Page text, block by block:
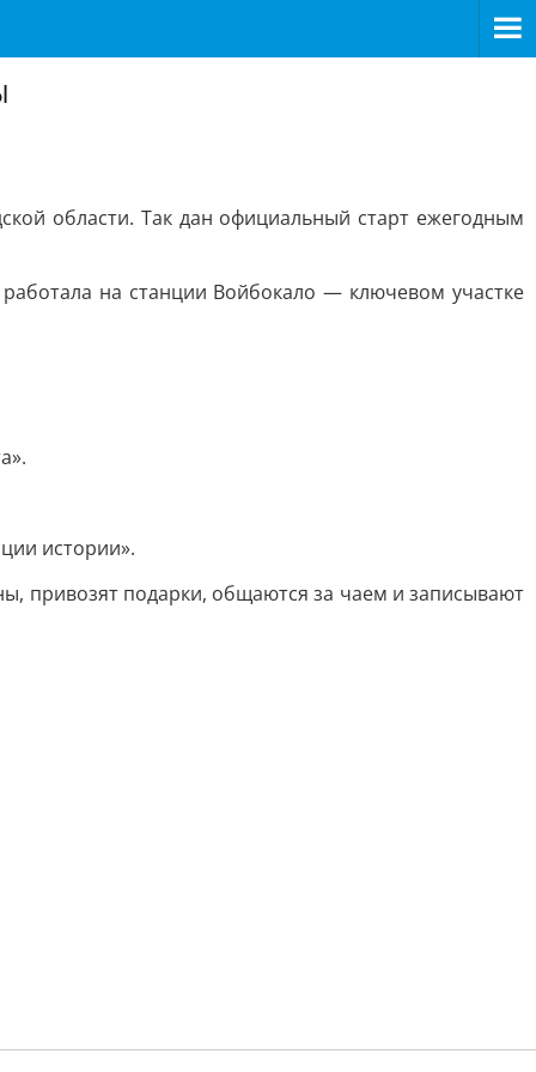
области. Так дан официальный старт ежегодным
на станции Войбокало — ключевом участке
истории».
привозят подарки, общаются за чаем и записывают